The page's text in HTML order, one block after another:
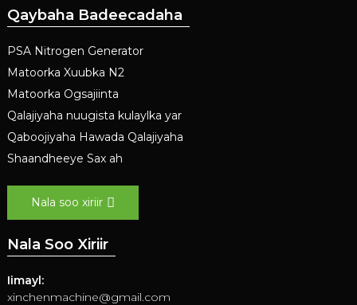
Qaybaha Badeecadaha
PSA Nitrogen Generator
Matoorka Xuubka N2
Matoorka Ogsajiinta
Qalajiyaha nuugista kulaylka yar
Qaboojiyaha Hawada Qalajiyaha
Shaandheeye Sax ah
Nala soo xiriir
Nala Soo Xiriir
Iimayl:
xinchenmachine@gmail.com